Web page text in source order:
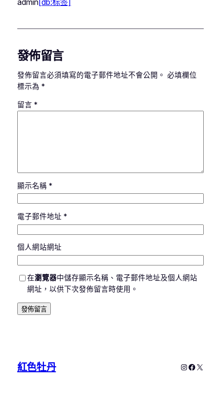
admin[db:标签]
發佈留言
發佈留言必須填寫的電子郵件地址不會公開。 必填欄位
標示為 *
留言 *
顯示名稱 *
電子郵件地址 *
個人網站網址
在瀏覽器中儲存顯示名稱、電子郵件地址及個人網站
網址，以供下次發佈留言時使用。
紅色牡丹 Instagram
X